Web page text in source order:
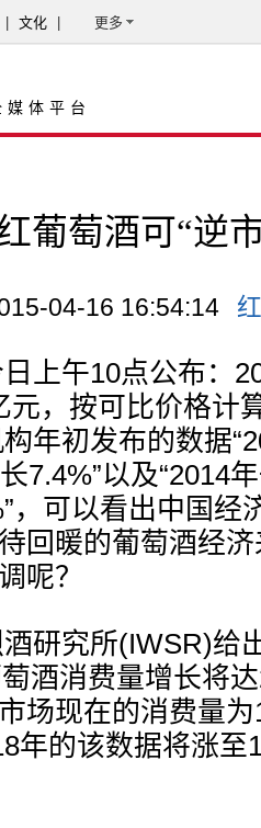
文化 更多
媒体平台
葡萄酒可“逆
04-16 16:54:14
上午10点公布：
元，按可比价格计
构年初发布的数据
7.4%”以及“2014
，可以看出中国经
回暖的葡萄酒经
呢？
研究所(IWSR)给
酒消费量增长将
场现在的消费量
年的该数据将涨至